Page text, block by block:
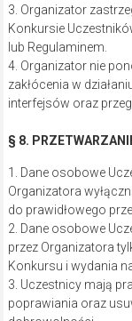
3. Organizator
Konkursie
lub Regulaminem.
4. Organizator nie
zakłócenia w
interfejsów oraz
§ 8.
1. Dane osobowe
Organizatora
do prawidłowego
2. Dane osobowe
przez Organizatora
Konkursu i wydania
3. Uczestnicy mają
poprawiania oraz